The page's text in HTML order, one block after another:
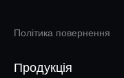
Політика повернення
Продукція